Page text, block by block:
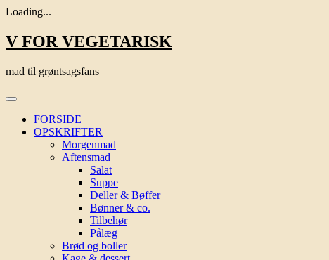
Loading...
Skip
to
V FOR VEGETARISK
mad til grøntsagsfans
FORSIDE
OPSKRIFTER
Morgenmad
Aftensmad
Salat
Suppe
Deller & Bøffer
Bønner & co.
Tilbehør
Pålæg
Brød og boller